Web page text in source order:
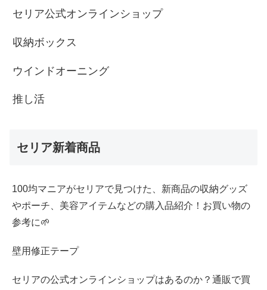
セリア公式オンラインショップ
収納ボックス
ウインドオーニング
推し活
セリア新着商品
100均マニアがセリアで見つけた、新商品の収納グッズ
やポーチ、美容アイテムなどの購入品紹介！お買い物の
参考に🌱
壁用修正テープ
セリアの公式オンラインショップはあるのか？通販で買